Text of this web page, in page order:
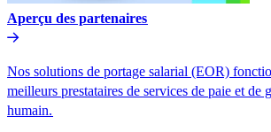
Aperçu des partenaires​​
Nos solutions de portage salarial (EOR)
meilleurs prestataires de services de paie et de
humain.​​